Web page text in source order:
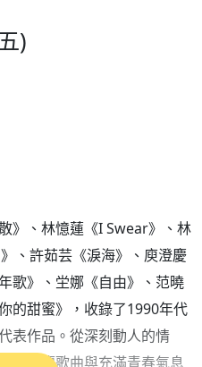
)
》、林憶蓮《I Swear》、林
、許茹芸《淚海》、庾澄慶
歌》、坣娜《自由》、范曉
的甜蜜》，收錄了1990年代
表作品。從深刻動人的情
、節慶歌曲與充滿青春氣息